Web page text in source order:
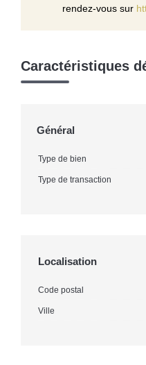
rendez-vous sur
Caractéristiques
Général
Type de bien
Type de transaction
Localisation
Code postal
Ville